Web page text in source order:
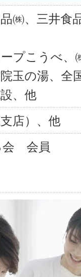
㈱、三井食
プこうべ
玉の湯、全
、他
店）、他
会 会員